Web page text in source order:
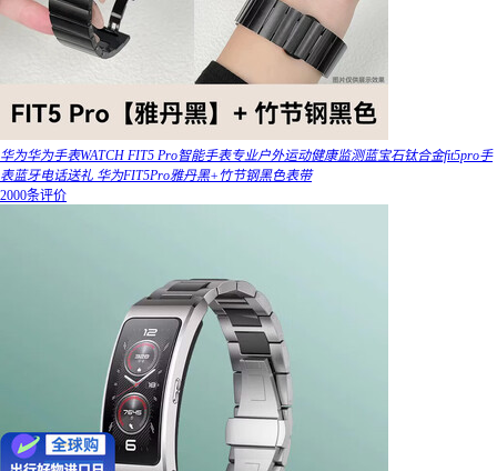
华为华为手表WATCH FIT5 Pro智能手表专业户外运动健康监测蓝宝石钛合金fit5pro手
表蓝牙电话送礼 华为FIT5Pro雅丹黑+竹节钢黑色表带
2000条评价